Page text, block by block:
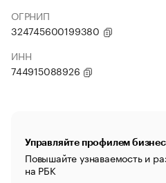
ОГРНИП
324745600199380
ИНН
744915088926
Управляйте профилем
Повышайте узнаваемость и
на РБК